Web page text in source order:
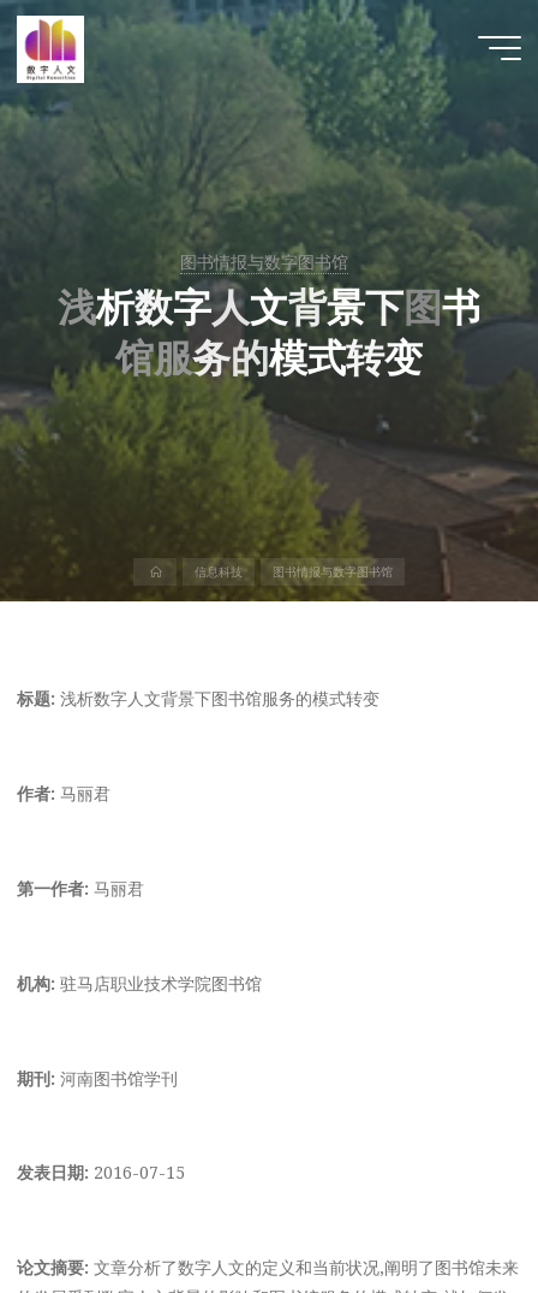
至
容
DHCN
图书情报与数字图书馆
浅析数字人文背景下图书
馆服务的模式转变
页
信息科技 图书情报与数字图书馆
标题: 浅析数字人文背景下图书馆服务的模式转变
作者: 马丽君
第一作者: 马丽君
机构: 驻马店职业技术学院图书馆
期刊: 河南图书馆学刊
发表日期: 2016-07-15
论文摘要: 文章分析了数字人文的定义和当前状况,阐明了图书馆未来